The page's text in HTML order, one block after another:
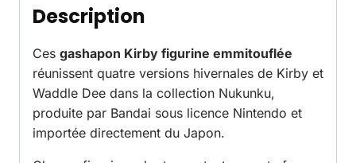
Description
Ces gashapon Kirby figurine emmitouflée
réunissent quatre versions hivernales de Kirby et
Waddle Dee dans la collection Nukunku,
produite par Bandai sous licence Nintendo et
importée directement du Japon.